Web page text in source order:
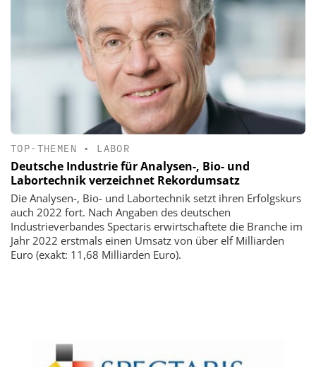
TOP-THEMEN • LABOR
Deutsche Industrie für Analysen-, Bio- und
Labortechnik verzeichnet Rekordumsatz
Die Analysen-, Bio- und Labortechnik setzt ihren Erfolgskurs
auch 2022 fort. Nach Angaben des deutschen
Industrieverbandes Spectaris erwirtschaftete die Branche im
Jahr 2022 erstmals einen Umsatz von über elf Milliarden
Euro (exakt: 11,68 Milliarden Euro).